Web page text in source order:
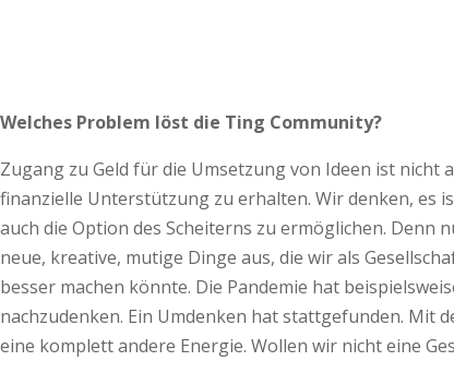
Welches Problem löst die Ting Community?
Zugang zu Geld für die Umsetzung von Ideen ist nicht
finanzielle Unterstützung zu erhalten. Wir denken, es
auch die Option des Scheiterns zu ermöglichen. Denn
neue, kreative, mutige Dinge aus, die wir als
besser machen könnte. Die Pandemie hat
nachzudenken. Ein Umdenken hat stattgefunden. Mit
eine komplett andere Energie. Wollen wir nicht eine